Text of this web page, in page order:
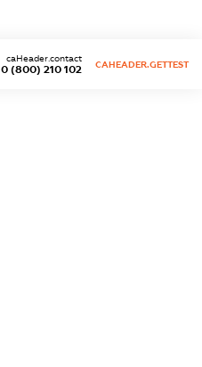
0 (800) 210 102
caHeader.contact
CAHEADER.GETTEST